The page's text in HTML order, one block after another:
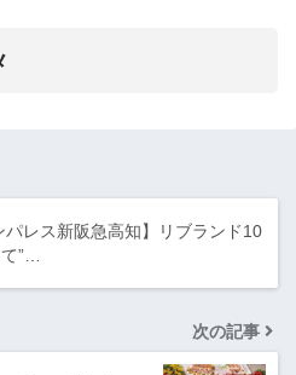
パレス新阪急高知】リブランド10
”…
次の記事